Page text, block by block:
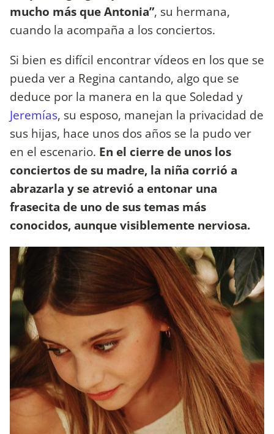
mucho más que Antonia”, su hermana,
cuando la acompaña a los conciertos.
Si bien es difícil encontrar vídeos en los que se
pueda ver a Regina cantando, algo que se
deduce por la manera en la que Soledad y
Jeremías, su esposo, manejan la privacidad de
sus hijas, hace unos dos años se la pudo ver
en el escenario. En el cierre de unos los
conciertos de su madre, la niña corrió a
abrazarla y se atrevió a entonar una
frasecita de uno de sus temas más
conocidos, aunque visiblemente nerviosa.